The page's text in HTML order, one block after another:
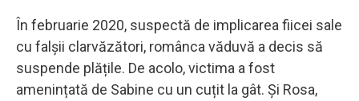
În februarie 2020, suspectă de implicarea fiicei sale
cu falșii clarvăzători, românca văduvă a decis să
suspende plățile. De acolo, victima a fost
amenințată de Sabine cu un cuțit la gât. Și Rosa,